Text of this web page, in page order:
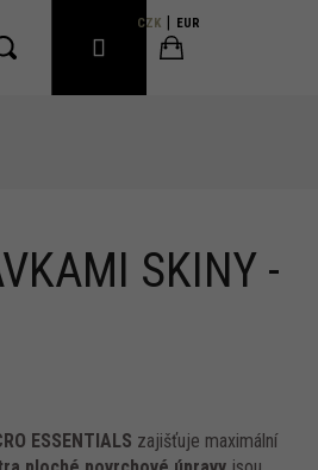
CZK EUR
PŘIHLÁŠENÍ
SKINY -
ESSENTIALS zajišťuje maximální